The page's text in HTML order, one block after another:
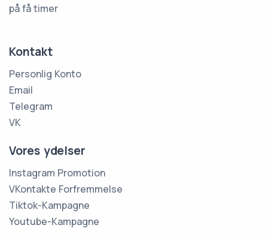
på få timer
Kontakt
Personlig Konto
Email
Telegram
VK
Vores ydelser
Instagram Promotion
VKontakte Forfremmelse
Tiktok-Kampagne
Youtube-Kampagne